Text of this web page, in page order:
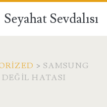
Seyahat Sevdalısı
>SAMSUNG
HATASI